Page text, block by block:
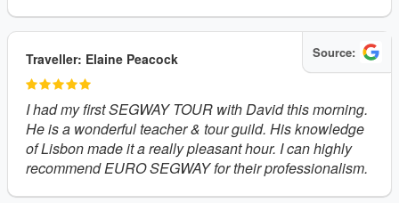
Traveller: Elaine Peacock Source:
I had my first SEGWAY TOUR with David this morning.
He is a wonderful teacher & tour guild. His knowledge
of Lisbon made it a really pleasant hour. I can highly
recommend EURO SEGWAY for their professionalism.